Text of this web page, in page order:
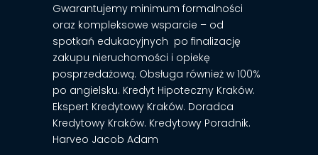
Gwarantujemy minimum formalności
oraz kompleksowe wsparcie – od
spotkań edukacyjnych po finalizację
zakupu nieruchomości i opiekę
posprzedażową. Obsługa również w 100%
po angielsku. Kredyt Hipoteczny Kraków.
Ekspert Kredytowy Kraków. Doradca
Kredytowy Kraków. Kredytowy Poradnik.
Harveo Jacob Adam